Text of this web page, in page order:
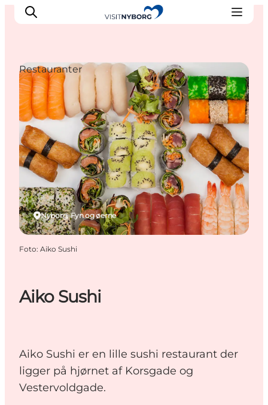
Oplev Nyborg
Outdoor
Det sker i Nyborg
Sprogø
Planlæg din tur
Book & køb
Aiko Sushi
Aiko Sushi er en lille sushi restaurant der
ligger på hjørnet af Korsgade og
Vestervoldgade.
Nyborg, Fyn og øerne
Restauranter
Foto: Aiko Sushi